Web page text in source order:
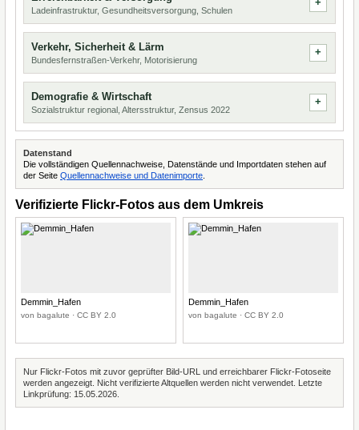
Ladeinfrastruktur, Gesundheitsversorgung, Schulen
Verkehr, Sicherheit & Lärm
Bundesfernstraßen-Verkehr, Motorisierung
Demografie & Wirtschaft
Sozialstruktur regional, Altersstruktur, Zensus 2022
Datenstand
Die vollständigen Quellennachweise, Datenstände und Importdaten stehen auf
der Seite Quellennachweise und Datenimporte
Verifizierte Flickr-Fotos aus dem Umkreis
Demmin_Hafen
von bagalute · CC BY 2.0
Demmin_Hafen
von bagalute · CC BY 2.0
Nur Flickr-Fotos mit zuvor geprüfter Bild-URL und erreichbarer Flickr-Fotoseite
werden angezeigt. Nicht verifizierte Altquellen werden nicht verwendet. Letzte
Linkprüfung: 15.05.2026.